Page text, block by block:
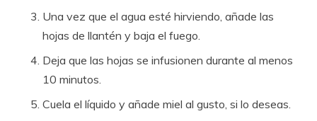
Una vez que el agua esté hirviendo, añade las
hojas de llantén y baja el fuego.
Deja que las hojas se infusionen durante al menos
10 minutos.
Cuela el líquido y añade miel al gusto, si lo deseas.